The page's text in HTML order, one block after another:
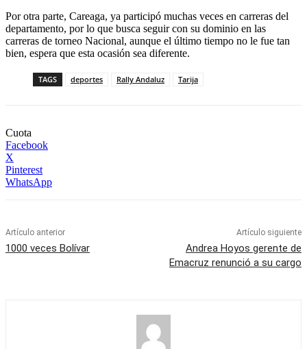
Por otra parte, Careaga, ya participó muchas veces en carreras del
departamento, por lo que busca seguir con su dominio en las
carreras de torneo Nacional, aunque el último tiempo no le fue tan
bien, espera que esta ocasión sea diferente.
TAGS deportes Rally Andaluz Tarija
Cuota
Facebook
X
Pinterest
WhatsApp
Artículo anterior
1000 veces Bolívar
Artículo siguiente
Andrea Hoyos gerente de
Emacruz renunció a su cargo